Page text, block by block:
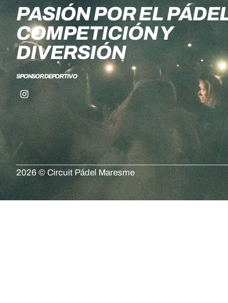
PASIÓN POR EL
COMPETICIÓN Y
DIVERSIÓN
SPONSOR DEPORTIVO
2026 © Circuit Pádel Maresme